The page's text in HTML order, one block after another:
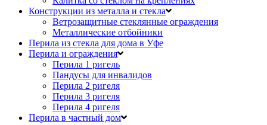
Конструкции из металла и стекла
Ветрозащитные стеклянные ограждения
Металлические отбойники
Перила из стекла для дома в Уфе
Перила и ограждения
Перила 1 ригель
Пандусы для инвалидов
Перила 2 ригеля
Перила 3 ригеля
Перила 4 ригеля
Перила в частный дом